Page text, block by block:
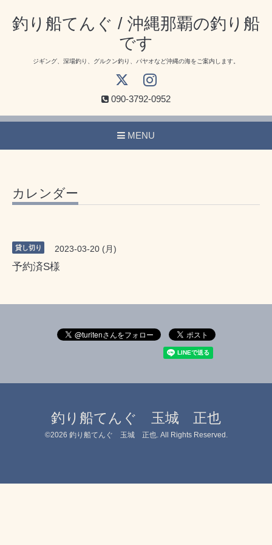
釣り船てんぐ / 沖縄那覇の釣り船
です
ジギング、深場釣り、グルクン釣り、パヤオなど沖縄の海をご案内します。
090-3792-0952
MENU
カレンダー
貸し切り 2023-03-20 (月)
予約済S様
釣り船てんぐ 玉城 正也
©2026 釣り船てんぐ 玉城 正也. All Rights Reserved.